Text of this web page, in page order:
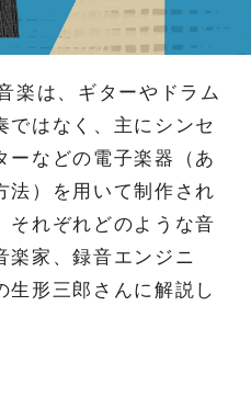
楽は、ギターやドラム
ではなく、主にシンセ
ーなどの電子楽器（あ
法）を用いて制作され
それぞれどのような音
楽家、録音エンジニ
生形三郎さんに解説し